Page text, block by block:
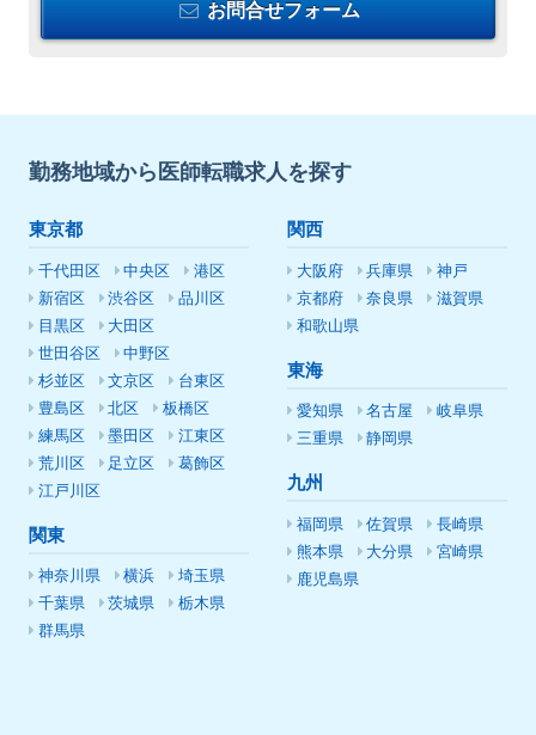
お問合せフォーム
勤務地域から医師転職求人を探す
東京都
千代田区 中央区
港区
新宿区
渋谷区
品川区
目黒区
大田区
世田谷区
中野区
杉並区
文京区
台東区
豊島区
北区
板橋区
練馬区
墨田区
江東区
荒川区
足立区
葛飾区
江戸川区
関東
神奈川県 横浜
埼玉県
千葉県
茨城県
栃木県
群馬県
関西
大阪府 兵庫県
神戸
京都府
奈良県
滋賀県
和歌山県
東海
愛知県 名古屋
岐阜県
三重県
静岡県
九州
福岡県 佐賀県
長崎県
熊本県
大分県
宮崎県
鹿児島県